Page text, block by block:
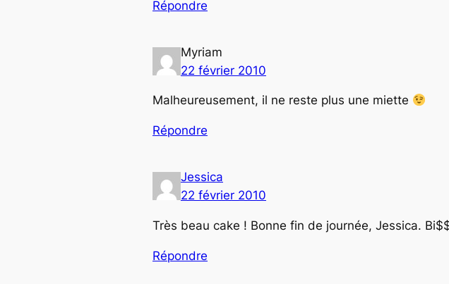
Répondre
Myriam
22 février 2010
Malheureusement, il ne reste plus une miette
Répondre
Jessica
22 février 2010
Très beau cake ! Bonne fin de journée, Jessica.
Répondre